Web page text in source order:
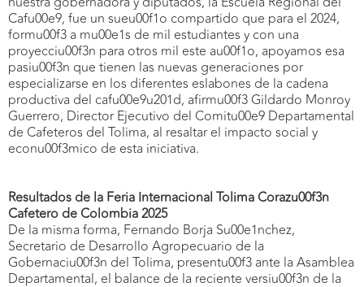
Cafu00e9, fue un sueu00f1o compartido que para el 2024,
formu00f3 a mu00e1s de mil estudiantes y con una
proyecciu00f3n para otros mil este au00f1o, apoyamos esa
pasiu00f3n que tienen las nuevas generaciones por
especializarse en los diferentes eslabones de la cadena
productiva del cafu00e9u201d, afirmu00f3 Gildardo Monroy
Guerrero, Director Ejecutivo del Comitu00e9 Departamental
de Cafeteros del Tolima, al resaltar el impacto social y
econu00f3mico de esta iniciativa.
Resultados de la Feria Internacional Tolima Corazu00f3n
Cafetero de Colombia 2025
De la misma forma, Fernando Borja Su00e1nchez,
Secretario de Desarrollo Agropecuario de la
Gobernaciu00f3n del Tolima, presentu00f3 ante la Asamblea
Departamental, el balance de la reciente versiu00f3n de la